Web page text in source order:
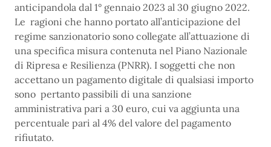
anticipandola dal 1° gennaio 2023 al 30 giugno 2022.
Le ragioni che hanno portato all’anticipazione del
regime sanzionatorio sono collegate all’attuazione di
una specifica misura contenuta nel Piano Nazionale
di Ripresa e Resilienza (PNRR). I soggetti che non
accettano un pagamento digitale di qualsiasi importo
sono pertanto passibili di una sanzione
amministrativa pari a 30 euro, cui va aggiunta una
percentuale pari al 4% del valore del pagamento
rifiutato.